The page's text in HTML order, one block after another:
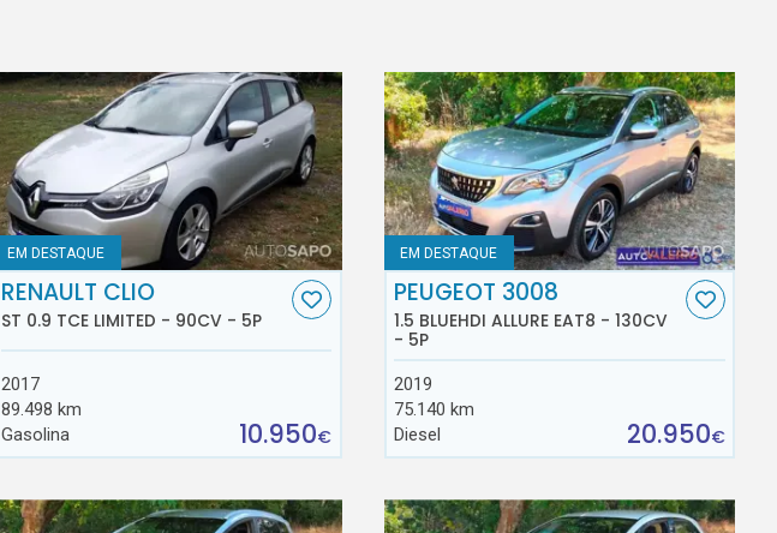
EM DESTAQUE
RENAULT CLIO
ST 0.9 TCE LIMITED - 90CV - 5P
2017
89.498 km
Gasolina
10.950€
EM DESTAQUE
PEUGEOT 3008
1.5 BLUEHDI ALLURE EAT8 - 130CV
- 5P
2019
75.140 km
Diesel
20.950€